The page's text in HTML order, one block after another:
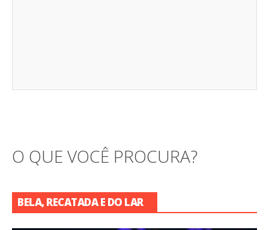
O QUE VOCÊ PROCURA?
BELA, RECATADA E DO LAR